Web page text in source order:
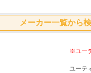
メーカー一覧から
※ユー
ユーテ